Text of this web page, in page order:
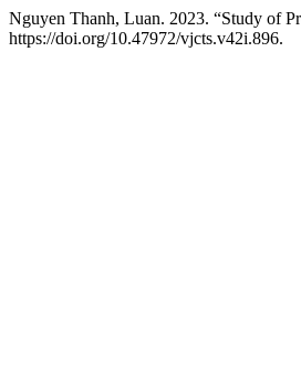
Nguyen Thanh, Luan. 2023. “Study of
https://doi.org/10.47972/vjcts.v42i.896.